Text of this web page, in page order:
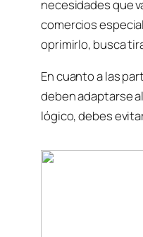
necesidades que
comercios
oprimirlo, busca
En cuanto a las
deben adaptarse
lógico, debes